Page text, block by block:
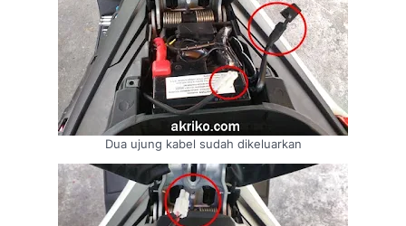
Dua ujung kabel sudah dikeluarkan